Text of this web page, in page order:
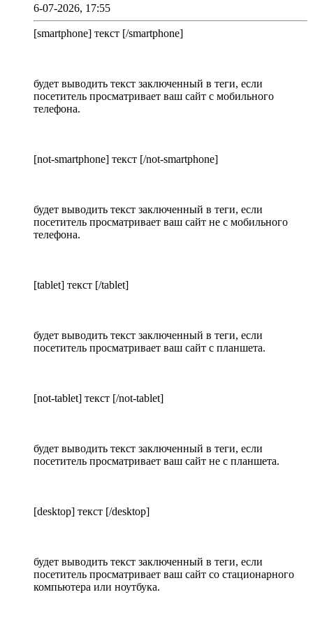
6-07-2026, 17:55
[smartphone] текст [/smartphone]
будет выводить текст заключенный в теги, если
посетитель просматривает ваш сайт с мобильного
телефона.
[not-smartphone] текст [/not-smartphone]
будет выводить текст заключенный в теги, если
посетитель просматривает ваш сайт не с мобильного
телефона.
[tablet] текст [/tablet]
будет выводить текст заключенный в теги, если
посетитель просматривает ваш сайт с планшета.
[not-tablet] текст [/not-tablet]
будет выводить текст заключенный в теги, если
посетитель просматривает ваш сайт не с планшета.
[desktop] текст [/desktop]
будет выводить текст заключенный в теги, если
посетитель просматривает ваш сайт со стационарного
компьютера или ноутбука.